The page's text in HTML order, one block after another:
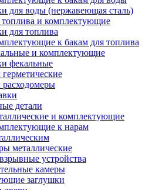
для воды (нержавеющая сталь)
топлива и комплектующие
для топлива
к бакам для топлива
и комплектующие
фекальные
детали
и комплектующие
к нарам
металлические
устройства
камеры
заглушки